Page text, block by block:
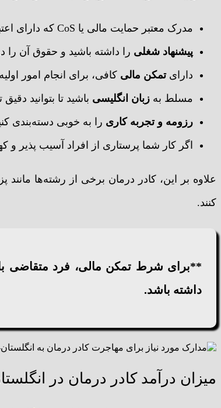
مدرک معتبر حمایت مالی یا CoS که دارای اعتبار از کشور انگلستان است.
پیشنهاد شغلی را داشته باشید و حقوق آن را
دارایتمکن مالی کافی، برای انجام امور
مسلط به زبان انگلیسی باشید تا بتوانید
رزومه و تجربه کاری را به خوبی دسته‌بندی
اگر کار شما پرستاری از افراد آسیب پذیر
علاوه بر این، کادر درمان برخی از رشته‌ها مانند
کنند.
داشته باشد.
میزان درآمد کادر درمان در